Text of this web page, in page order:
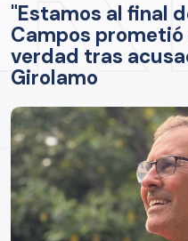
"Estamos al final
Campos
verdad tras
Girolamo